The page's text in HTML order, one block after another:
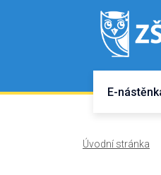
E-
Úvodní stránka